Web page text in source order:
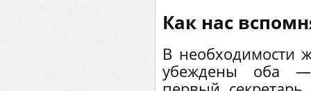
Как нас
В необходимости
убеждены оба